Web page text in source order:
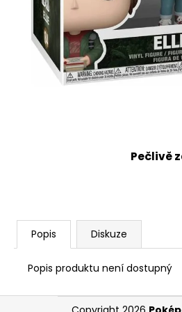
Pečlivě
Popis Diskuze
Popis produktu není dostupný
Z